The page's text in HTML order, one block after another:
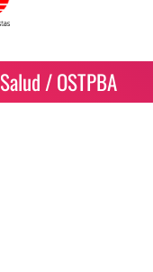
Salud / OSTPBA